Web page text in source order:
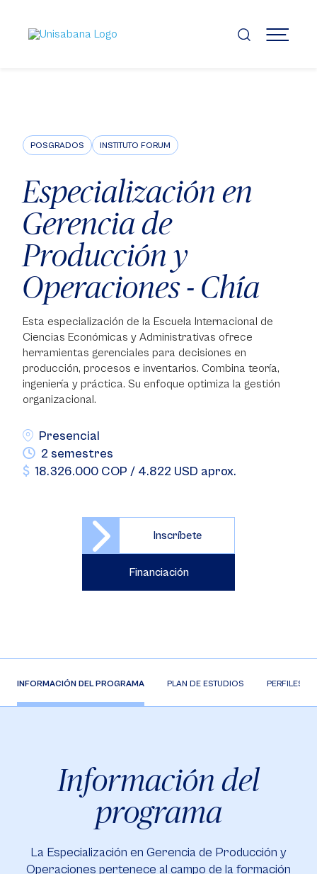
contenido
principal
MENÚ
POSGRADOS INSTITUTO FORUM
Especialización en
Gerencia de
Producción y
Operaciones - Chía
Esta especialización de la Escuela Internacional de
Ciencias Económicas y Administrativas ofrece
herramientas gerenciales para decisiones en
producción, procesos e inventarios. Combina teoría,
ingeniería y práctica. Su enfoque optimiza la gestión
organizacional.
2 semestres
Presencial
18.326.000 COP / 4.822 USD aprox.
Inscríbete
Financiación
INFORMACIÓN DEL PROGRAMA PLAN DE ESTUDIOS PERFILES
Información del
programa
La Especialización en Gerencia de Producción y
Operaciones pertenece al campo de la formación